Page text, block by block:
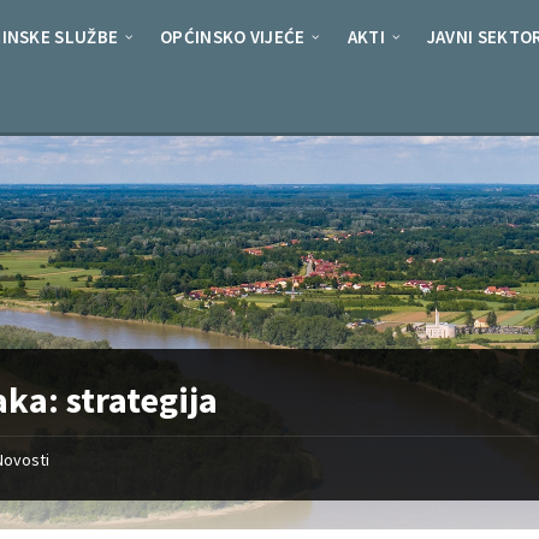
www/vhosts/domaljevac.ba/httpdocs/wp-content/
SLUŽBE OPĆINSKO VIJEĆE AKTI JAVNI
strategija